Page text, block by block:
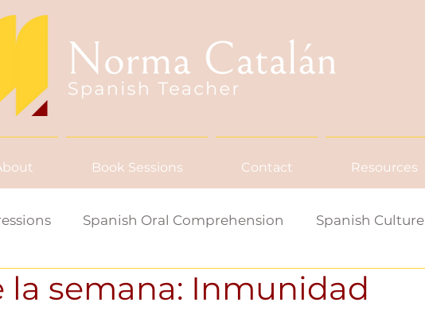
Book Sessions Contact Resources
Spanish Oral Comprehension Spanish Culture
Saying of the Week
la semana: Inmunidad